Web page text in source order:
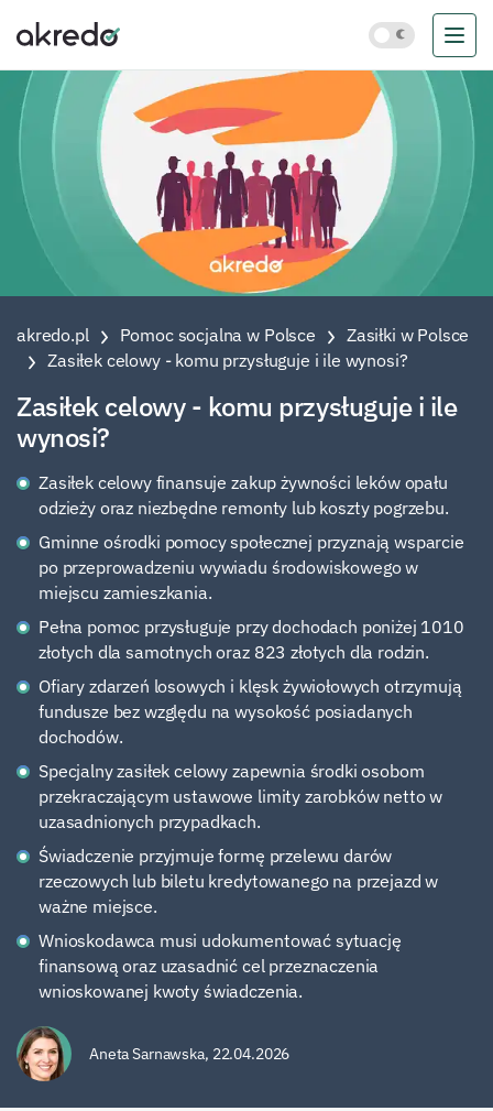
akredo.pl Pomoc socjalna w Polsce
Zasiłki w Polsce
Zasiłek celowy - komu przysługuje i ile wynosi?
Zasiłek celowy - komu przysługuje i ile
wynosi?
Zasiłek celowy finansuje zakup żywności leków opału
odzieży oraz niezbędne remonty lub koszty pogrzebu.
Gminne ośrodki pomocy społecznej przyznają wsparcie
po przeprowadzeniu wywiadu środowiskowego w
miejscu zamieszkania.
Pełna pomoc przysługuje przy dochodach poniżej 1010
złotych dla samotnych oraz 823 złotych dla rodzin.
Ofiary zdarzeń losowych i klęsk żywiołowych otrzymują
fundusze bez względu na wysokość posiadanych
dochodów.
Specjalny zasiłek celowy zapewnia środki osobom
przekraczającym ustawowe limity zarobków netto w
uzasadnionych przypadkach.
Świadczenie przyjmuje formę przelewu darów
rzeczowych lub biletu kredytowanego na przejazd w
ważne miejsce.
Wnioskodawca musi udokumentować sytuację
finansową oraz uzasadnić cel przeznaczenia
wnioskowanej kwoty świadczenia.
Aneta Sarnawska, 22.04.2026